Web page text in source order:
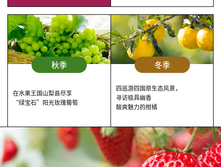
秋季
在水果王国山梨县尽享
“绿宝石”阳光玫瑰葡萄
冬季
四巡游四国原生态风景，
寻访极具幽香
酸爽魅力的柑橘